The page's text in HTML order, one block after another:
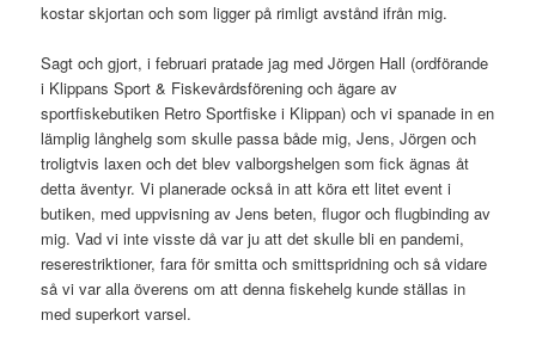
kostar skjortan och som ligger på rimligt avstånd ifrån mig.
Sagt och gjort, i februari pratade jag med Jörgen Hall (ordförande
i Klippans Sport & Fiskevårdsförening och ägare av
sportfiskebutiken Retro Sportfiske i Klippan) och vi spanade in en
lämplig långhelg som skulle passa både mig, Jens, Jörgen och
troligtvis laxen och det blev valborgshelgen som fick ägnas åt
detta äventyr. Vi planerade också in att köra ett litet event i
butiken, med uppvisning av Jens beten, flugor och flugbinding av
mig. Vad vi inte visste då var ju att det skulle bli en pandemi,
reserestriktioner, fara för smitta och smittspridning och så vidare
så vi var alla överens om att denna fiskehelg kunde ställas in
med superkort varsel.